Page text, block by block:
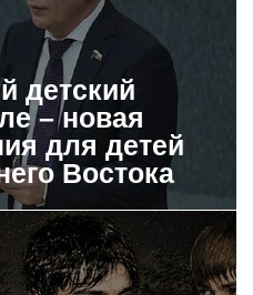
детский
– новая
для детей
Востока